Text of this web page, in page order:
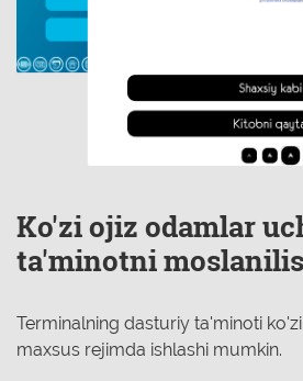
Ko'zi ojiz odamlar
ta'minotni
Terminalning dasturiy ta'minoti
maxsus rejimda ishlashi mumkin.